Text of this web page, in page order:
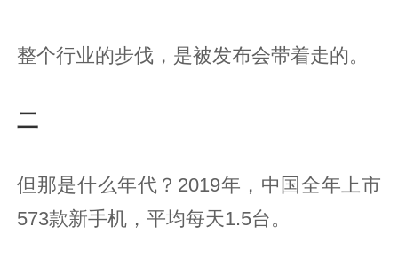
整个行业的步伐，是被发布会带着走的。
二
但那是什么年代？2019年，中国全年上市
573款新手机，平均每天1.5台。